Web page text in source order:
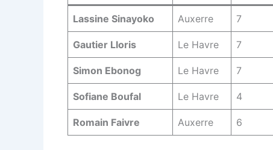
Lassine Sinayoko Auxerre 7
Gautier Lloris Le Havre 7
Simon Ebonog Le Havre 7
Sofiane Boufal Le Havre 4
Romain Faivre Auxerre 6